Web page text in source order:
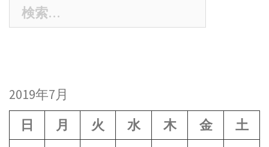
索:
2019年7月
日
月 火 水 木 金
土